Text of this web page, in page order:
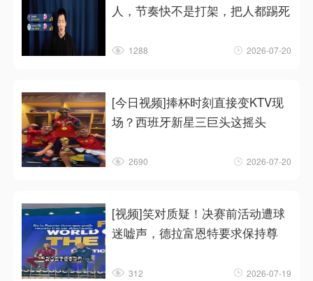
人，节奏快不是打架，把人都踢死
1288 2026-07-20
[今日视频]捧杯时刻直接变KTV现
场？西班牙新星三巨头这摇头
2690 2026-07-20
[视频]笑对质疑！决赛前活动遭球
迷嘘声，德拉富恩特要求保持尊
312 2026-07-19